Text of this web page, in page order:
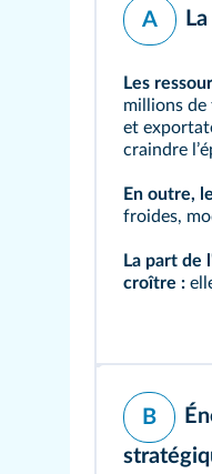
A
Les
millions de
et
craindre
En outre,
froides,
La part de
croître :
B